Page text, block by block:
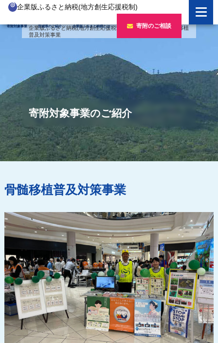
企業版ふるさと納税(地方創生応援税制)
寄附対象事業 茨城県のご紹介 企業版ふるさと納税とは 寄附のご相談
企業版ふるさと納税とは
制度の概要
企業版ふるさと納税(人材派遣型)
寄附をいただいた企業様
寄附対象事業のご紹介
新しい豊かさを推進する事業
新しい安心安全を推進する事業
新しい人財育成を推進する事業
新しい夢・希望を推進する事業
事業検索フォーム
茨城県のご紹介
茨城のポテンシャル
「新しい茨城」への4つのチャレンジ
寄附をいただいた企業様
令和7年度寄附企業一覧
令和6年度寄附企業一覧
令和5年度寄附企業一覧
令和4年度寄附企業一覧
令和2年度寄附企業一覧
企業版ふるさと納税(地方創生応援税制) >寄附対象事業>骨髄移植
普及対策事業
寄附対象事業のご紹介
骨髄移植普及対策事業